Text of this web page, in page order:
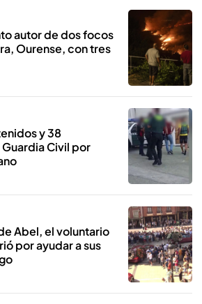
autor de dos focos
Ourense, con tres
y 38
Civil por
Abel, el voluntario
por ayudar a sus